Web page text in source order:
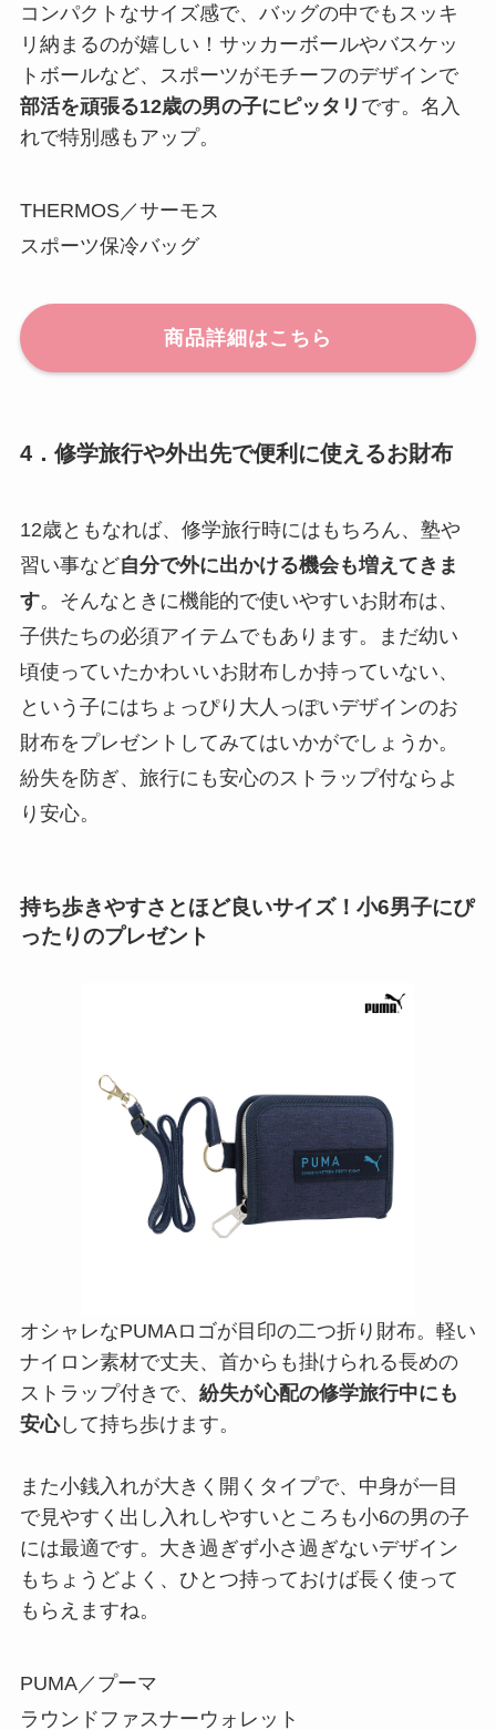
コンパクトなサイズ感で、バッグの中でもスッキ
リ納まるのが嬉しい！サッカーボールやバスケッ
トボールなど、スポーツがモチーフのデザインで
部活を頑張る12歳の男の子にピッタリ です。名入
れで特別感もアップ。
THERMOS／サーモス
スポーツ保冷バッグ
商品詳細はこちら
4．修学旅行や外出先で便利に使えるお財布
12歳ともなれば、修学旅行時にはもちろん、塾や
習い事など自分で外に出かける機会も増えてきま
す。そんなときに機能的で使いやすいお財布は、
子供たちの必須アイテムでもあります。まだ幼い
頃使っていたかわいいお財布しか持っていない、
という子にはちょっぴり大人っぽいデザインのお
財布をプレゼントしてみてはいかがでしょうか。
紛失を防ぎ、旅行にも安心のストラップ付ならよ
り安心。
持ち歩きやすさとほど良いサイズ！小6男子にぴ
ったりのプレゼント
オシャレなPUMAロゴが目印の二つ折り財布。軽い
ナイロン素材で丈夫、首からも掛けられる長めの
ストラップ付きで、 紛失が心配の修学旅行中にも
安心して持ち歩けます。
また小銭入れが大きく開くタイプで、中身が一目
で見やすく出し入れしやすいところも小6の男の子
には最適です。大き過ぎず小さ過ぎないデザイン
もちょうどよく、ひとつ持っておけば長く使って
もらえますね。
PUMA／プーマ
ラウンドファスナーウォレット